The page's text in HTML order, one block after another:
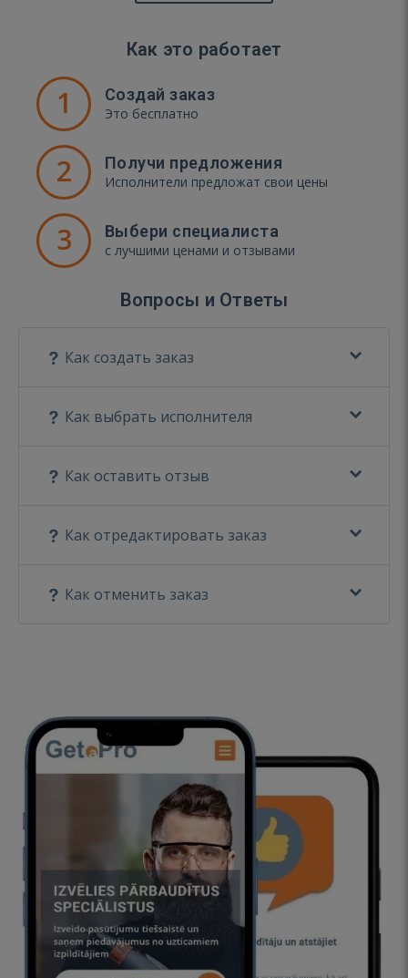
Как это работает
1 Создай заказ
Это бесплатно
2 Получи предложения
Исполнители предложат свои цены
3 Выбери специалиста
с лучшими ценами и отзывами
Вопросы и Ответы
Как создать заказ
Как выбрать исполнителя
Как оставить отзыв
Как отредактировать заказ
Как отменить заказ